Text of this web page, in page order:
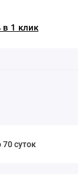
в 1 клик
суток